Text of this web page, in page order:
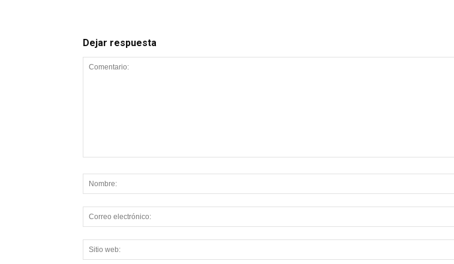
Dejar respuesta